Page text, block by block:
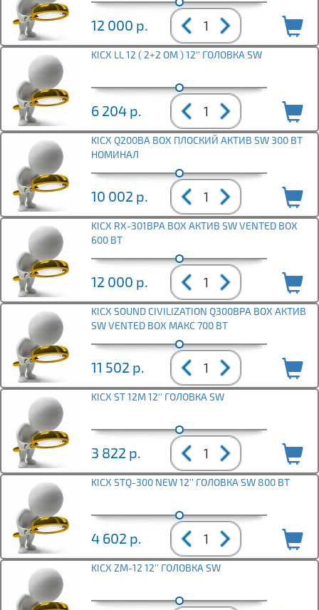
12 000 р.
KICX LL 12 ( 2+2 ОМ ) 12'' ГОЛОВКА SW
6 204 р.
KICX Q200BA BOX ПЛОСКИЙ АКТИВ SW 300 ВТ
НОМИНАЛ
10 002 р.
KICX RX-301BPA BOX АКТИВ SW VENTED BOX
600 ВТ
12 000 р.
KICX SOUND CIVILIZATION Q300BPA BOX АКТИВ
SW VENTED BOX МАКС 700 ВТ
11 502 р.
KICX ST 12M 12'' ГОЛОВКА SW
3 822 р.
KICX STQ-300 NEW 12'' ГОЛОВКА SW 800 ВТ
4 602 р.
KICX ZM-12 12'' ГОЛОВКА SW